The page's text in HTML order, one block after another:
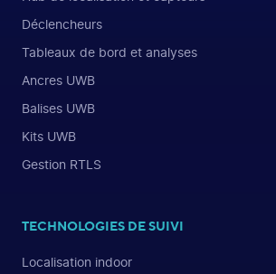
Déclencheurs
Tableaux de bord et analyses
Ancres UWB
Balises UWB
Kits UWB
Gestion RTLS
TECHNOLOGIES DE SUIVI
Localisation indoor